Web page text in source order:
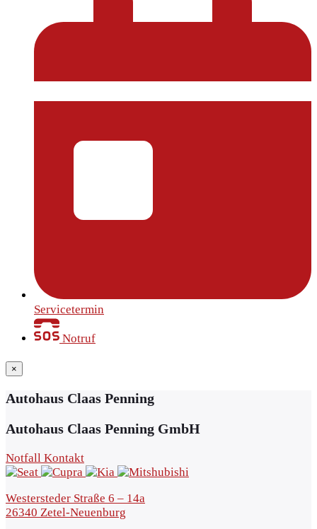
Servicetermin
Notruf
×
Autohaus Claas Penning
Autohaus Claas Penning GmbH
Notfall Kontakt
Westersteder Straße 6 – 14a
26340 Zetel-Neuenburg